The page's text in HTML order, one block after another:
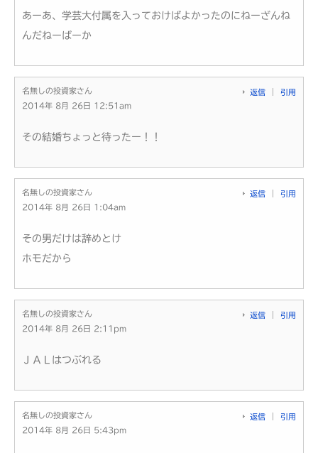
あーあ、学芸大付属を入っておけばよかったのにねーざんね
んだねーばーか
名無しの投資家さん
2014年 8月 26日 12:51am
返信 引用
その結婚ちょっと待ったー！！
名無しの投資家さん
2014年 8月 26日 1:04am
返信 引用
その男だけは辞めとけ
ホモだから
名無しの投資家さん
2014年 8月 26日 2:11pm
返信 引用
ＪＡＬはつぶれる
名無しの投資家さん
2014年 8月 26日 5:43pm
返信 引用